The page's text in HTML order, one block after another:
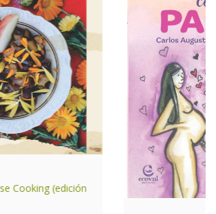
Cooking (edición